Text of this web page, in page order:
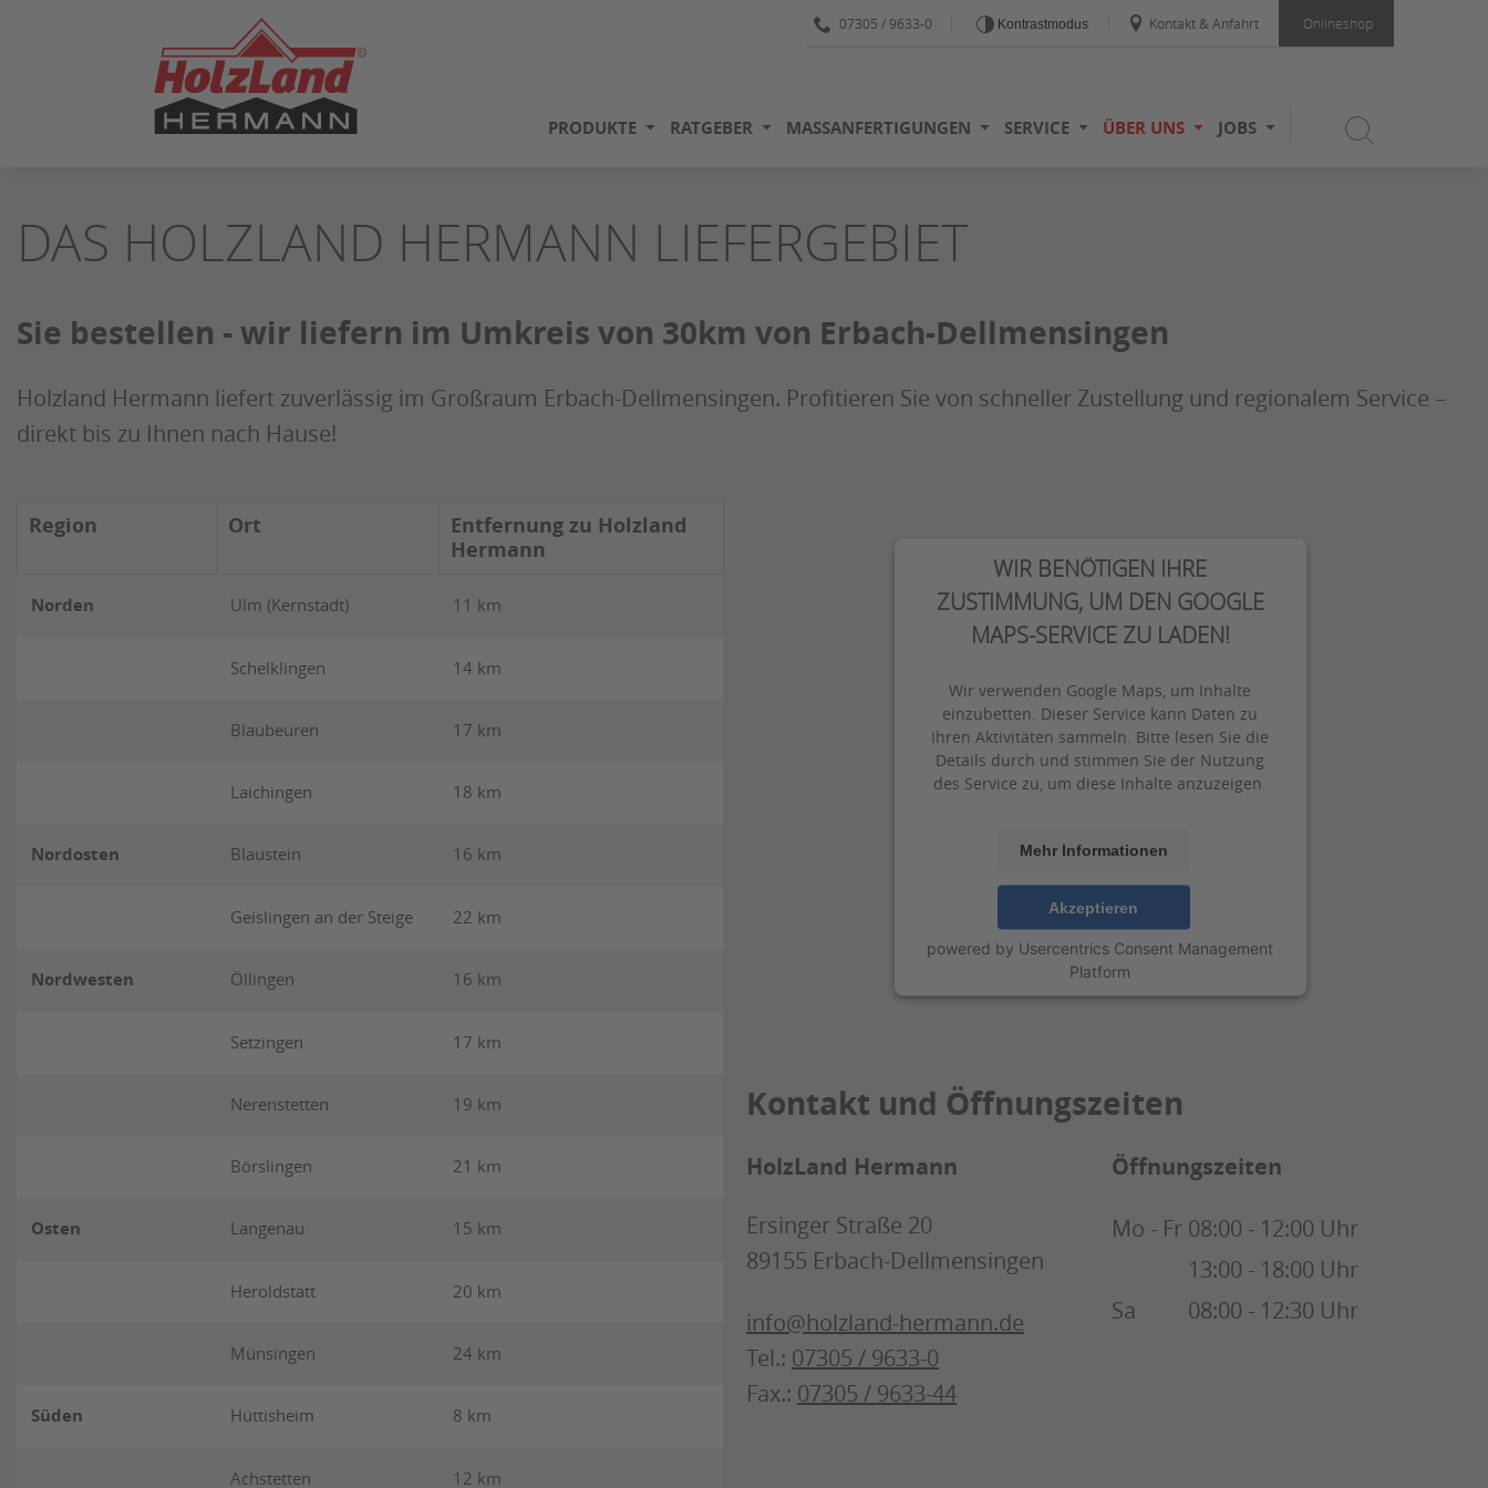
07305 / 9633-0 Kontrastmodus Kontakt & Anfahrt Onlineshop
PRODUKTE RATGEBER MASSANFERTIGUNGEN SERVICE ÜBER UNS JOBS
DAS HOLZLAND HERMANN LIEFERGEBIET
Sie bestellen - wir liefern im Umkreis von 30km von Erbach-Dellmensingen
Holzland Hermann liefert zuverlässig im Großraum Erbach-Dellmensingen. Profitieren Sie von schneller Zustellung und regionalem Service –
direkt bis zu Ihnen nach Hause!
WIR BENÖTIGEN IHRE
ZUSTIMMUNG, UM DEN GOOGLE
MAPS-SERVICE ZU LADEN!
Wir verwenden Google Maps, um Inhalte
einzubetten. Dieser Service kann Daten zu
Ihren Aktivitäten sammeln. Bitte lesen Sie die
Details durch und stimmen Sie der Nutzung
des Service zu, um diese Inhalte anzuzeigen.
Mehr Informationen
Akzeptieren
powered by Usercentrics Consent Management
Platform
Kontakt und Öffnungszeiten
HolzLand Hermann
Ersinger Straße 20
89155 Erbach-Dellmensingen
info@holzland-hermann.de
Tel.: 07305 / 9633-0
Fax.: 07305 / 9633-44
Öffnungszeiten
Mo - Fr 08:00 - 12:00 Uhr
13:00 - 18:00 Uhr
Sa
08:00 - 12:30 Uhr
Region Ort
Entfernung zu Holzland
Hermann
Norden Ulm (Kernstadt) 11 km
Schelklingen 14 km
Blaubeuren 17 km
Laichingen 18 km
Nordosten Blaustein 16 km
Geislingen an der Steige 22 km
Nordwesten Öllingen 16 km
Setzingen 17 km
Nerenstetten 19 km
Börslingen 21 km
Osten Langenau 15 km
Heroldstatt 20 km
Münsingen 24 km
Süden Hüttisheim 8 km
Achstetten 12 km